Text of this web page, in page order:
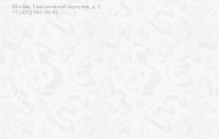
Москва, Гамсоновский переулок, д. 2.
+7 (495) 961-00-89.